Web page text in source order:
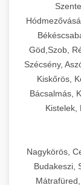
Göd,Szob,
Szécsény,
Kiskőrös,
Bácsalmás,
Kistelek,
Nagykörös,
Budakeszi,